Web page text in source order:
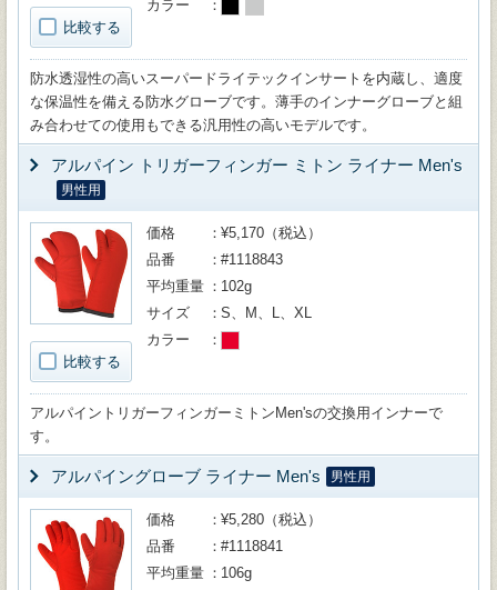
比較する
カラー
防水透湿性の高いスーパードライテックインサートを内蔵し、適度
な保温性を備える防水グローブです。薄手のインナーグローブと組
み合わせての使用もできる汎用性の高いモデルです。
アルパイン トリガーフィンガー ミトン ライナー Men's
男性用
比較する
価格
¥5,170（税込）
品番
#1118843
平均重量
102g
サイズ
S、M、L、XL
カラー
アルパイントリガーフィンガーミトンMen'sの交換用インナーで
す。
アルパイングローブ ライナー Men's 男性用
価格
¥5,280（税込）
品番
#1118841
平均重量
106g